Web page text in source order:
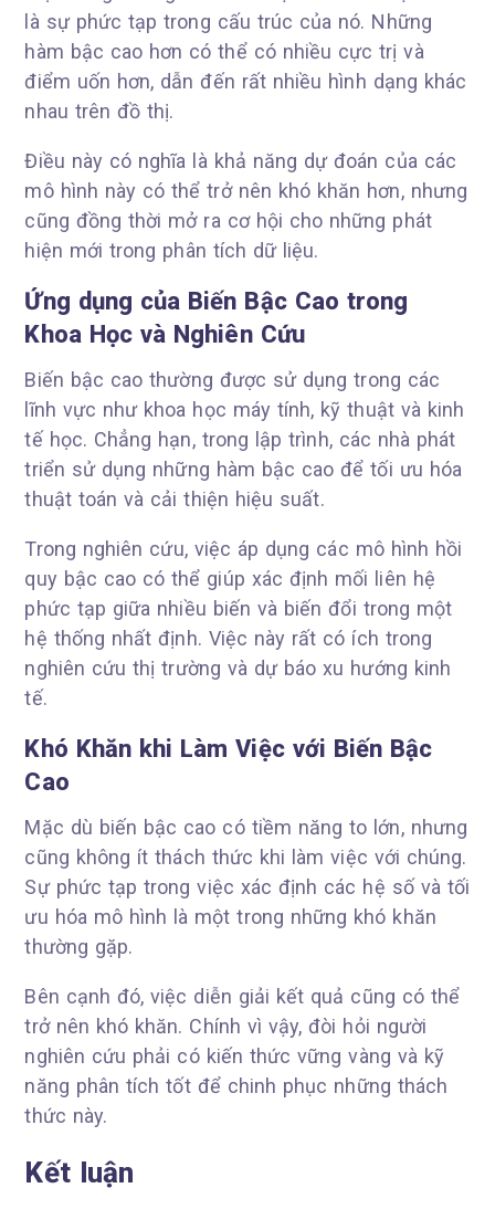
là sự phức tạp trong cấu trúc của nó. Những
hàm bậc cao hơn có thể có nhiều cực trị và
điểm uốn hơn, dẫn đến rất nhiều hình dạng khác
nhau trên đồ thị.
Điều này có nghĩa là khả năng dự đoán của các
mô hình này có thể trở nên khó khăn hơn, nhưng
cũng đồng thời mở ra cơ hội cho những phát
hiện mới trong phân tích dữ liệu.
Ứng dụng của Biến Bậc Cao trong
Khoa Học và Nghiên Cứu
Biến bậc cao thường được sử dụng trong các
lĩnh vực như khoa học máy tính, kỹ thuật và kinh
tế học. Chẳng hạn, trong lập trình, các nhà phát
triển sử dụng những hàm bậc cao để tối ưu hóa
thuật toán và cải thiện hiệu suất.
Trong nghiên cứu, việc áp dụng các mô hình hồi
quy bậc cao có thể giúp xác định mối liên hệ
phức tạp giữa nhiều biến và biến đổi trong một
hệ thống nhất định. Việc này rất có ích trong
nghiên cứu thị trường và dự báo xu hướng kinh
tế.
Khó Khăn khi Làm Việc với Biến Bậc
Cao
Mặc dù biến bậc cao có tiềm năng to lớn, nhưng
cũng không ít thách thức khi làm việc với chúng.
Sự phức tạp trong việc xác định các hệ số và tối
ưu hóa mô hình là một trong những khó khăn
thường gặp.
Bên cạnh đó, việc diễn giải kết quả cũng có thể
trở nên khó khăn. Chính vì vậy, đòi hỏi người
nghiên cứu phải có kiến thức vững vàng và kỹ
năng phân tích tốt để chinh phục những thách
thức này.
Kết luận